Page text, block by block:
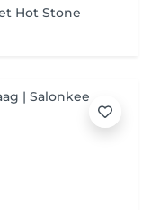
Hot Stone